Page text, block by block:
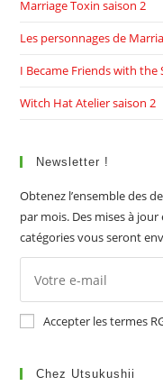
Marriage Toxin saison 2
Les personnages de
I Became Friends with the
Witch Hat Atelier saison 2
Newsletter !
Obtenez l’ensemble des
par mois. Des mises à
catégories vous seront
Accepter les termes
Chez Utsukushii